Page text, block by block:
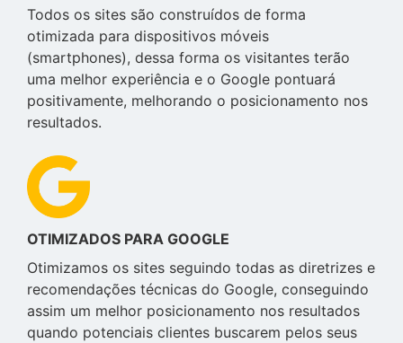
Todos os sites são construídos de forma
otimizada para dispositivos móveis
(smartphones), dessa forma os visitantes terão
uma melhor experiência e o Google pontuará
positivamente, melhorando o posicionamento nos
resultados.
OTIMIZADOS PARA GOOGLE
Otimizamos os sites seguindo todas as diretrizes e
recomendações técnicas do Google, conseguindo
assim um melhor posicionamento nos resultados
quando potenciais clientes buscarem pelos seus